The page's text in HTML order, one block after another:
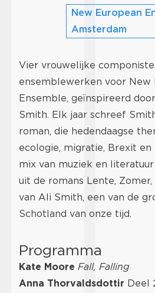
New European
Amsterdam
Vier vrouwelijke
ensemblewerken voor New
Ensemble, geïnspireerd
Smith. Elk jaar schreef
roman, die hedendaagse
ecologie, migratie, Brexit en
mix van muziek en
uit de romans Lente,
van Ali Smith, een van de
Schotland van onze tijd.
Programma
Kate Moore Fall, Falling
Anna Thorvaldsdottir Deel